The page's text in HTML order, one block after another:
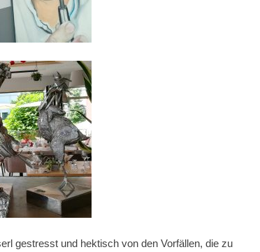
gestresst und hektisch von den Vorfällen, die zu